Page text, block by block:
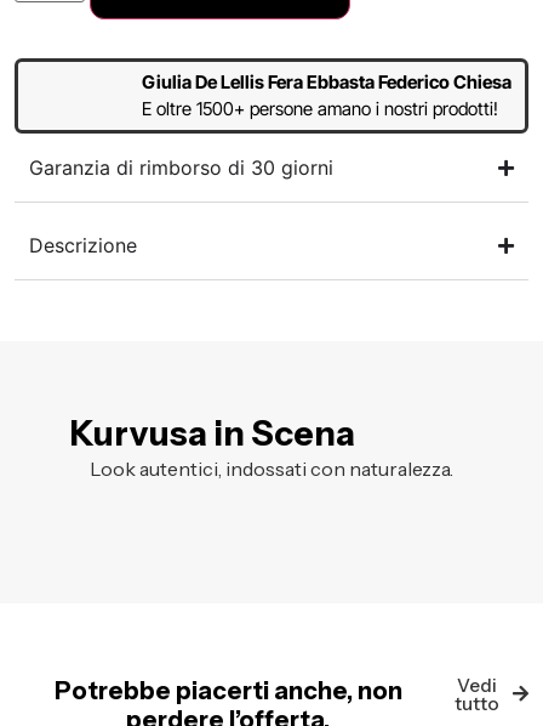
Giulia De Lellis Fera Ebbasta Federico Chiesa
E oltre 1500+ persone amano i nostri prodotti!
Garanzia di rimborso di 30 giorni
Descrizione
Kurvusa in Scena
Look autentici, indossati con naturalezza.
Potrebbe piacerti anche, non
perdere l’offerta.
Vedi
tutto